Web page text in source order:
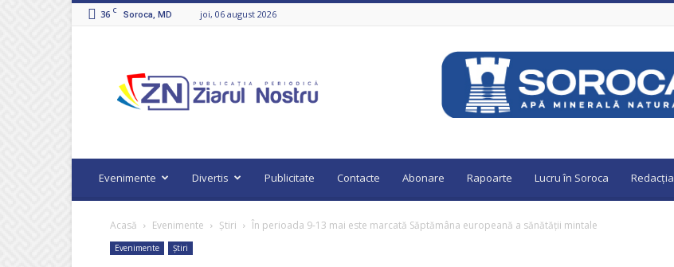
36 C Soroca, MD joi, 06 august 2026
Nostru
Evenimente Divertis Publicitate Contacte Abonare Rapoarte Lucru în Soroca Redacția
Acasă Evenimente Știri În perioada 9-13 mai este marcată Săptămâna europeană a sănătății mintale
Evenimente Știri